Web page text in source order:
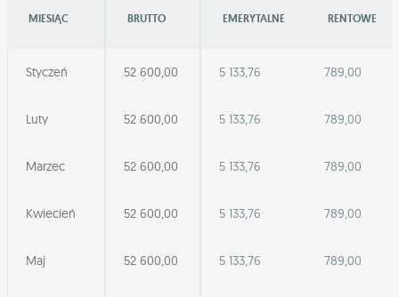
MIESIĄC BRUTTO EMERYTALNE RENTOWE
Styczeń 52 600,00 5 133,76 789,00
Luty 52 600,00 5 133,76 789,00
Marzec 52 600,00 5 133,76 789,00
Kwiecień 52 600,00 5 133,76 789,00
Maj 52 600,00 5 133,76 789,00